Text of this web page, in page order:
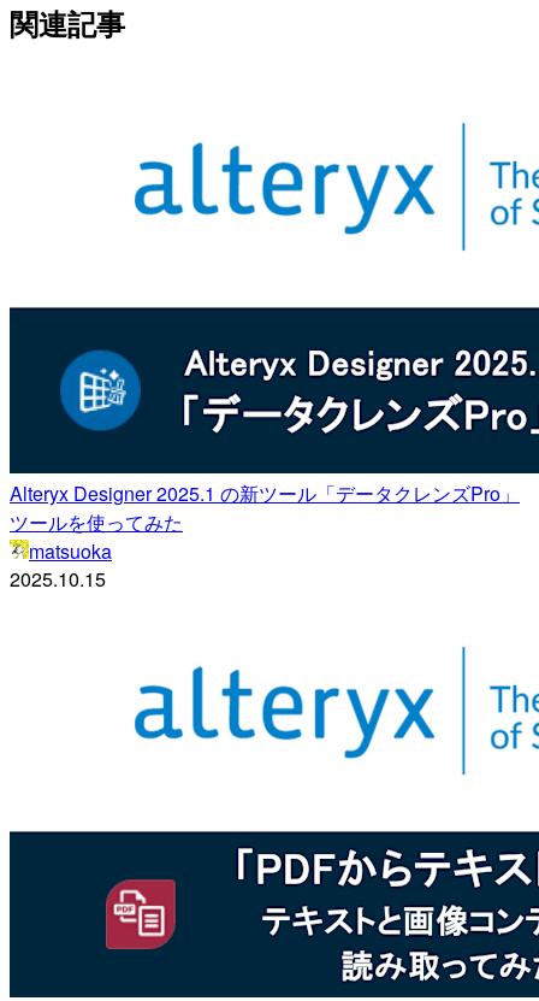
関連記事
Alteryx Designer 2025.1 の新ツール「データクレンズPro」
ツールを使ってみた
matsuoka
2025.10.15